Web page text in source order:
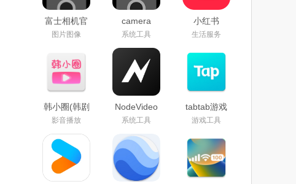
富士相机官
方下载
app2024最
(camera
remote)
图片图像
camera
remote最新
版官方下载
2026
系统工具
小红书
google play
版下载2026
生活服务
韩小圈(韩剧
TV)免费下
载2026最新
版
影音播放
NodeVideo
官方下载
2026最新免
费版
系统工具
tabtab游戏
平台(taptap)
官方下载
游戏工具